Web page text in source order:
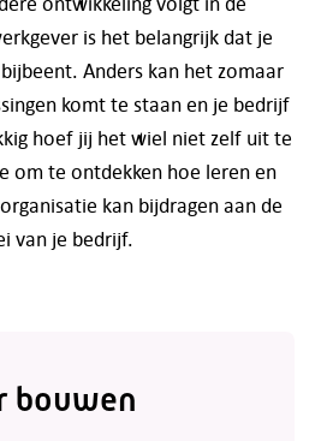
is het belangrijk dat je
Anders kan het zomaar
komt te staan en je bedrijf
hoef jij het wiel niet zelf uit te
om te ontdekken hoe leren en
kan bijdragen aan de
van je bedrijf.
bouwen